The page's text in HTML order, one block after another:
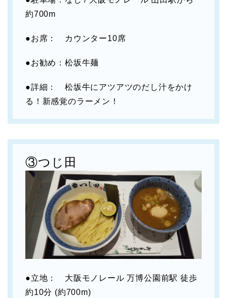
約700m
●お席： カウンター10席
●お勧め：松坂牛麺
●詳細： 松坂牛にアツアツのだし汁をかけ
る！新感覚のラーメン！
③つじ田
●立地： 大阪モノレール 万博公園前駅 徒歩
約10分 (約700m)